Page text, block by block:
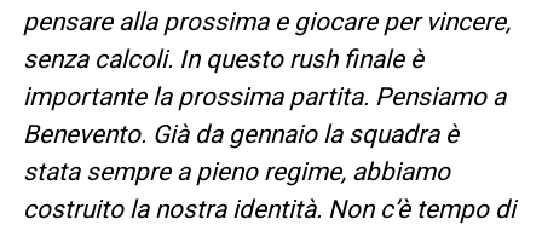
pensare alla prossima e giocare per vincere,
senza calcoli. In questo rush finale è
importante la prossima partita. Pensiamo a
Benevento. Già da gennaio la squadra è
stata sempre a pieno regime, abbiamo
costruito la nostra identità. Non c’è tempo di